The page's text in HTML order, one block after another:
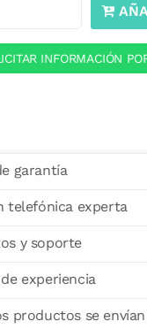
INFORMACIÓN
garantía
telefónica experta
y soporte
experiencia
productos se